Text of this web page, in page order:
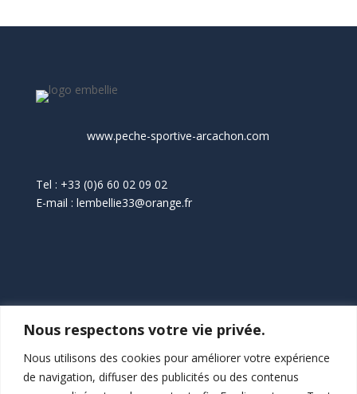
Nous respectons votre vie privée.
Nous utilisons des cookies pour améliorer votre expérience
de navigation, diffuser des publicités ou des contenus
www.peche-sportive-arcachon.com
Tel : +33 (0)6 60 02 09 02
E-mail : lembellie33@orange.fr
L’Embellie
33950 Lège Cap-ferret